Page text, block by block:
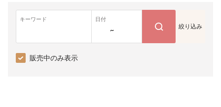
キーワード 日付
~ 絞り込み
販売中のみ表示